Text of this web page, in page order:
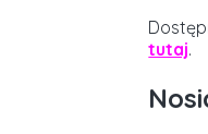
tutaj.